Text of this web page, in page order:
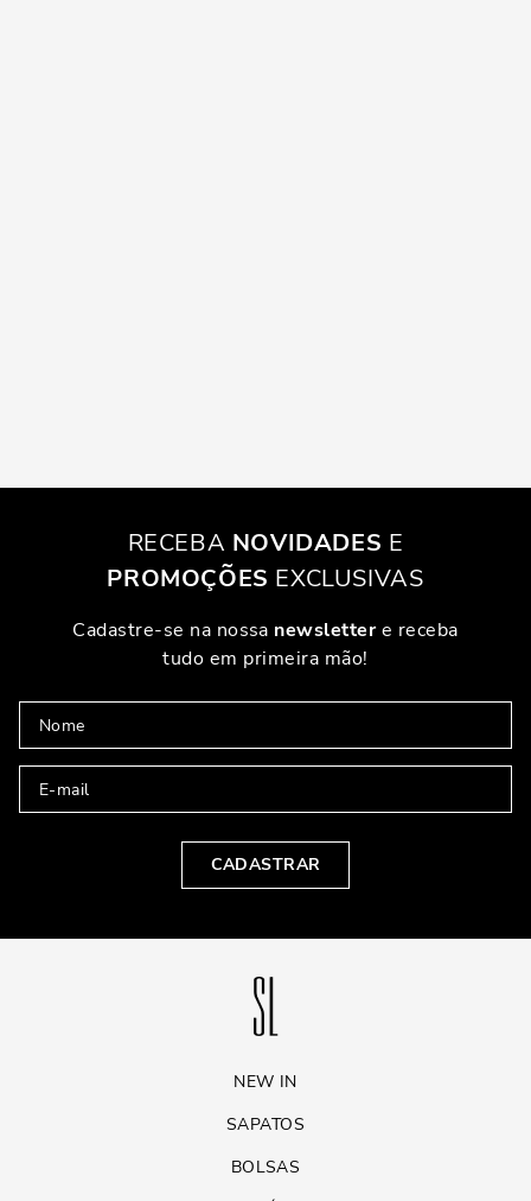
RECEBA NOVIDADES E
PROMOÇÕES EXCLUSIVAS
Cadastre-se na nossa newslettere receba
tudo em primeira mão!
CADASTRAR
NEW IN
SAPATOS
BOLSAS